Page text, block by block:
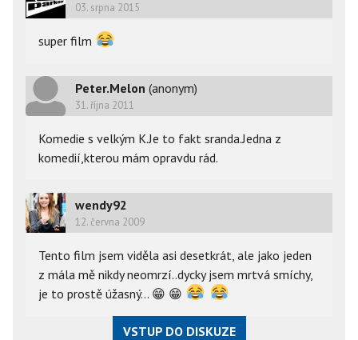
03. srpna 2015
super film
Peter.Melon (anonym)
31. října 2011
Komedie s velkým K.Je to fakt sranda.Jedna z
komedií,kterou mám opravdu rád.
wendy92
12. června 2009
Tento film jsem viděla asi desetkrát, ale jako jeden
z mála mě nikdy neomrzí..dycky jsem mrtvá smíchy,
je to prostě úžasný... 😁 😁
VSTUP DO DISKUZE